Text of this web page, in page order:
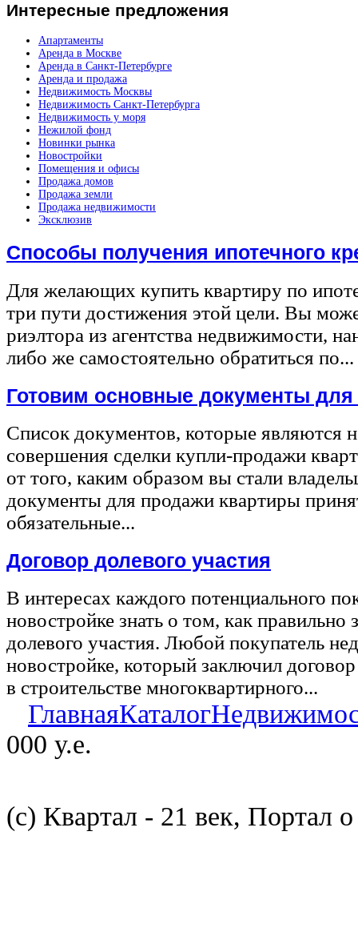
Интересные предложения
Апартаменты
Аренда в Москве
Аренда в Санкт-Петербурге
Аренда и продажа
Недвижимость Москвы
Недвижимость Санкт-Петербурга
Недвижимость у моря
Нежилой фонд
Новинки рынка
Новостройки
Помещения и офисы
Продажа домов
Продажа земли
Продажа недвижимости
Эксклюзив
Способы получения ипотечного
Для желающих купить квартиру по
три пути достижения этой цели. Вы
риэлтора из агентства недвижимости,
либо же самостоятельно обратиться по...
Готовим основные документы
Список документов, которые являются
совершения сделки купли-продажи
от того, каким образом вы стали
документы для продажи квартиры
обязательные...
Договор долевого участия
В интересах каждого потенциального
новостройке знать о том, как правильно
долевого участия. Любой покупатель
новостройке, который заключил
в строительстве многоквартирного...
ГлавнаяКаталог
000 у.е.
(с) Квартал - 21 век, Портал